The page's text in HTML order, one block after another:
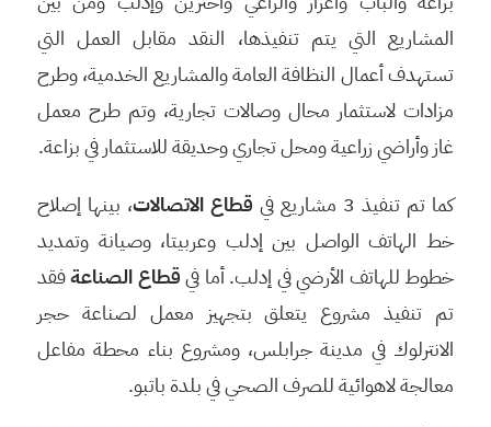
المشاريع التي يتم تنفيذها، النقد مقابل العمل التي
تستهدف أعمال النظافة العامة والمشاريع الخدمية، وطرح
مزادات لاستثمار محال وصالات تجارية، وتم طرح معمل
غاز وأراضي زراعية ومحل تجاري وحديقة للاستثمار في بزاعة.
كما تم تنفيذ 3 مشاريع في
قطاع الاتصالات، بينها إصلاح
خط الهاتف الواصل بين إدلب وعربيتا، وصيانة وتمديد
خطوط للهاتف الأرضي في إدلب. أما فيقطاع الصناعةفقد
تم تنفيذ مشروع يتعلق بتجهيز معمل لصناعة حجر
الانترلوك في مدينة جرابلس، ومشروع بناء محطة مفاعل
معالجة لاهوائية للصرف الصحي في بلدة باتبو.